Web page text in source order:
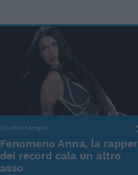
Controtempo
Fenomeno Anna, la rapper
dei record cala un altro
asso